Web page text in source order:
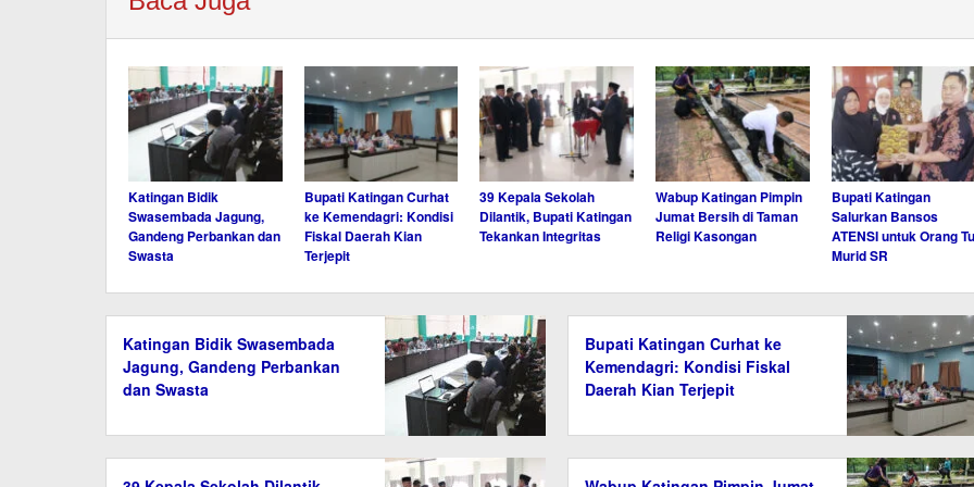
Katingan Bidik
Swasembada Jagung,
Gandeng Perbankan dan
Swasta
Bupati Katingan Curhat
ke Kemendagri: Kondisi
Fiskal Daerah Kian
Terjepit
39 Kepala Sekolah
Dilantik, Bupati Katingan
Tekankan Integritas
Wabup Katingan Pimpin
Jumat Bersih di Taman
Religi Kasongan
Bupati Katingan
Salurkan Bansos
ATENSI untuk Orang
Murid SR
Katingan Bidik Swasembada
Jagung, Gandeng Perbankan
dan Swasta
Bupati Katingan Curhat ke
Kemendagri: Kondisi Fiskal
Daerah Kian Terjepit